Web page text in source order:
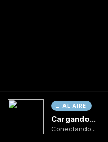
AL AIRE
Cargando...
Conectando...